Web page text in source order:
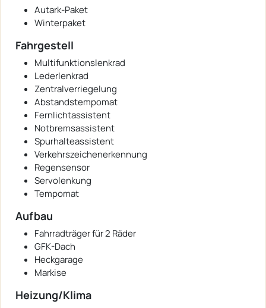
Autark-Paket
Winterpaket
Fahrgestell
Multifunktionslenkrad
Lederlenkrad
Zentralverriegelung
Abstandstempomat
Fernlichtassistent
Notbremsassistent
Spurhalteassistent
Verkehrszeichenerkennung
Regensensor
Servolenkung
Tempomat
Aufbau
Fahrradträger für 2 Räder
GFK-Dach
Heckgarage
Markise
Heizung/Klima